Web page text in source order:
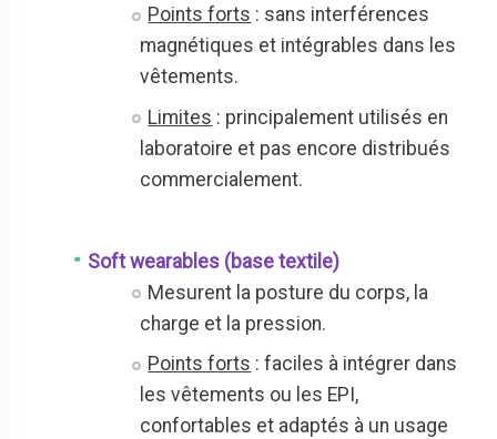
Points forts : sans interférences
magnétiques et intégrables dans les
vêtements.
Limites : principalement utilisés en
laboratoire et pas encore distribués
commercialement.
Soft wearables (base textile)
Mesurent la posture du corps, la
charge et la pression.
Points forts : faciles à intégrer dans
les vêtements ou les EPI,
confortables et adaptés à un usage